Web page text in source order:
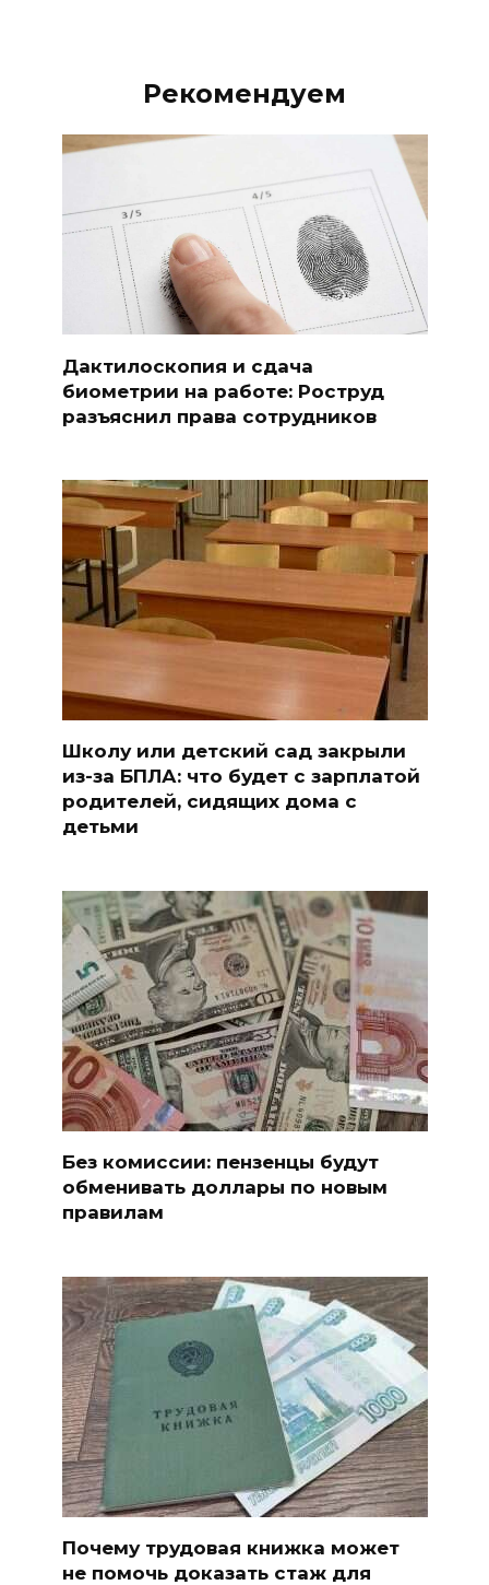
Рекомендуем
Дактилоскопия и сдача
биометрии на работе: Роструд
разъяснил права сотрудников
Школу или детский сад закрыли
из-за БПЛА: что будет с зарплатой
родителей, сидящих дома с
детьми
Без комиссии: пензенцы будут
обменивать доллары по новым
правилам
Почему трудовая книжка может
не помочь доказать стаж для